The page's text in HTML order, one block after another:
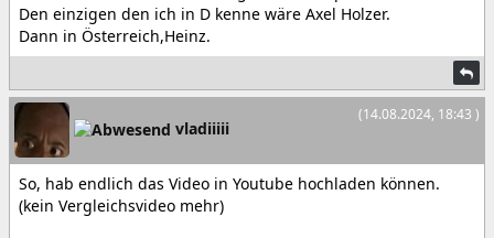
Den einzigen den ich in D kenne wäre Axel Holzer.
Dann in Österreich,Heinz.
(14.08.2024, 18:43 )
vladiiiii
So, hab endlich das Video in Youtube hochladen können.
(kein Vergleichsvideo mehr)